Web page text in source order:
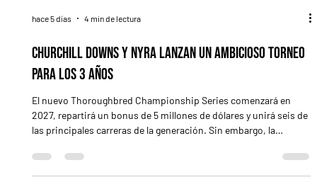
hace 5 días 4 min de lectura
Churchill Downs y NYRA lanzan un ambicioso torneo